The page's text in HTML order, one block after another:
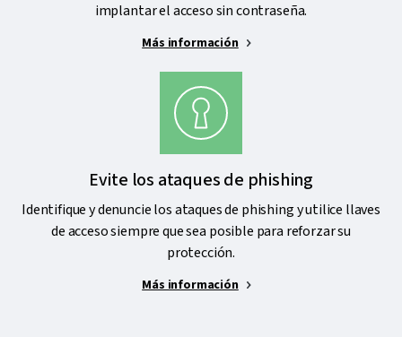
implantar el acceso sin contraseña.
Más información
Evite los ataques de phishing
Identifique y denuncie los ataques de phishing y utilice llaves
de acceso siempre que sea posible para reforzar su
protección.
Más información